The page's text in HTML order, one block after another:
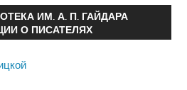
ИМ. А. П. ГАЙДАРА
О ПИСАТЕЛЯХ